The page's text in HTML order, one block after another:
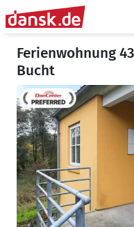
Ferienwohnung
Bucht